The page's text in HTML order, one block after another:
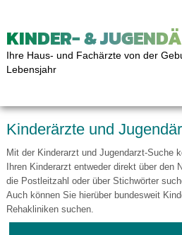
KINDER- &
Ihre Haus- und Fachärzte von der
Lebensjahr
Kinderärzte und
Mit der Kinderarzt und Jugendarzt-Suche
Ihren Kinderarzt entweder direkt über den
die Postleitzahl oder über Stichwörter
Auch können Sie hierüber bundesweit
Rehakliniken suchen.